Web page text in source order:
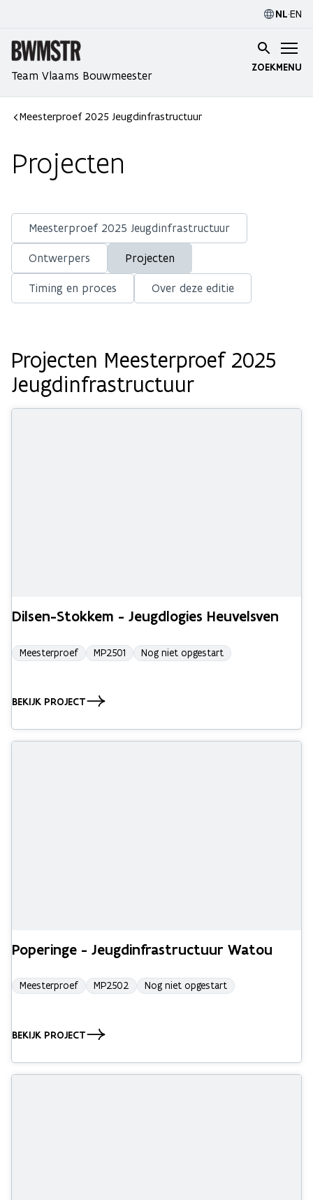
NL·EN
Team Vlaams Bouwmeester
ZOEKMENU
Meesterproef 2025 Jeugdinfrastructuur
Projecten
Meesterproef 2025 Jeugdinfrastructuur
Ontwerpers Projecten
Timing en proces Over deze editie
Projecten Meesterproef 2025
Jeugdinfrastructuur
Dilsen-Stokkem - Jeugdlogies Heuvelsven
Meesterproef MP2501 Nog niet opgestart
BEKIJK PROJECT
Poperinge - Jeugdinfrastructuur Watou
Meesterproef MP2502 Nog niet opgestart
BEKIJK PROJECT